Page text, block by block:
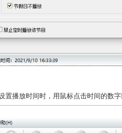
置播放时间时，用鼠标点击时间的数